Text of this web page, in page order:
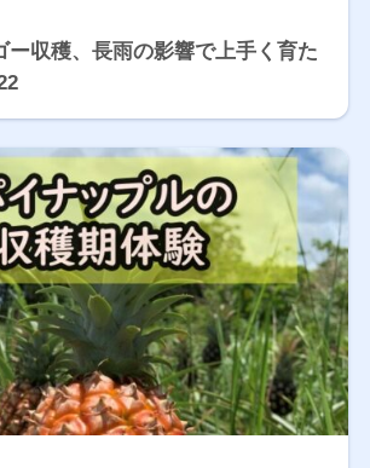
ー収穫、長雨の影響で上手く育た